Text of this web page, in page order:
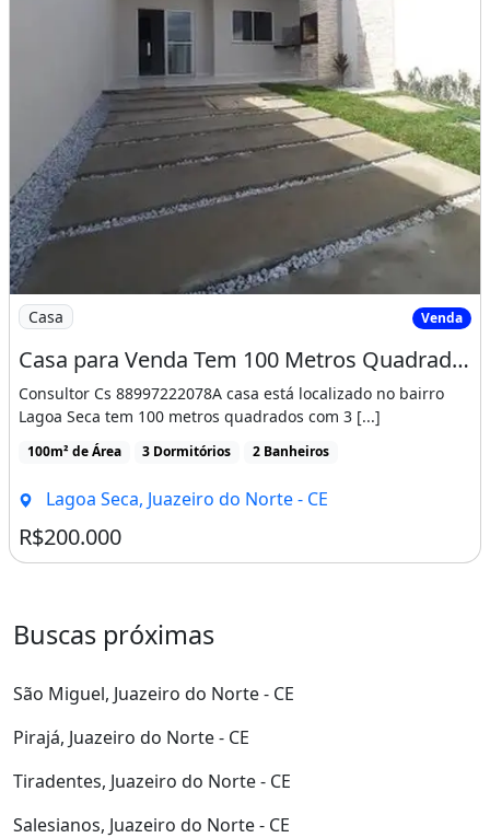
Imagem: Casa para Venda Tem 100 Metros Quadrados
Casa Venda
Casa para Venda Tem 100 Metros Quadrados com 3 Quartos em Lagoa Seca - Juazeiro do Norte
Consultor Cs 88997222078A casa está localizado no bairro
Lagoa Seca tem 100 metros quadrados com 3 [...]
100m² de Área 3 Dormitórios 2 Banheiros
Lagoa Seca, Juazeiro do Norte - CE
R$200.000
Buscas próximas
São Miguel, Juazeiro do Norte - CE
Pirajá, Juazeiro do Norte - CE
Tiradentes, Juazeiro do Norte - CE
Salesianos, Juazeiro do Norte - CE